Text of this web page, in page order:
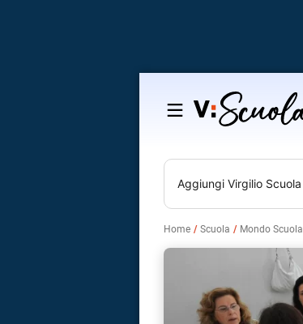
Salta
contenuto
Aggiungi Virgilio Scuola
Home Scuola Mondo Scuola